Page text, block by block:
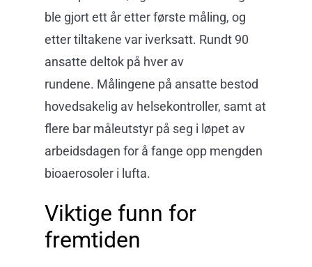
ble gjort ett år etter første måling, og
etter tiltakene var iverksatt. Rundt 90
ansatte deltok på hver av
rundene. Målingene på ansatte bestod
hovedsakelig av helsekontroller, samt at
flere bar måleutstyr på seg i løpet av
arbeidsdagen for å fange opp mengden
bioaerosoler i lufta.
Viktige funn for
fremtiden